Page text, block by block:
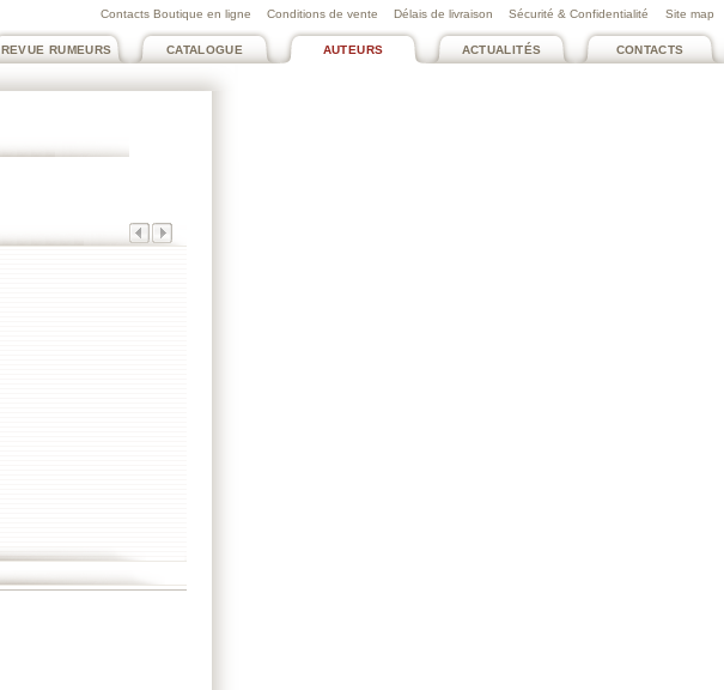
Site map
Contacts Boutique en ligne Conditions de vente Délais de livraison Sécurité & Confidentialité
CONTACTS
ACTUALITÉS
AUTEURS
CATALOGUE
REVUE RUMEURS